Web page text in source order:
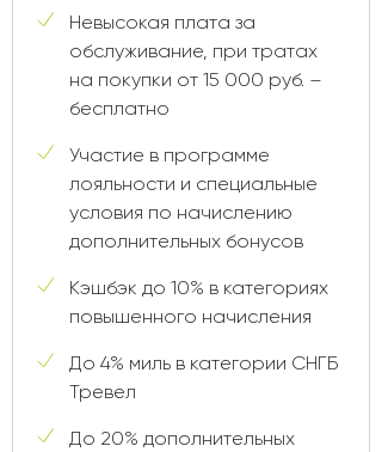
Невысокая плата за
обслуживание, при тратах
на покупки от 15 000 руб. –
бесплатно
Участие в программе
лояльности и специальные
условия по начислению
дополнительных бонусов
Кэшбэк до 10% в категориях
повышенного начисления
До 4% миль в категории СНГБ
Тревел
До 20% дополнительных